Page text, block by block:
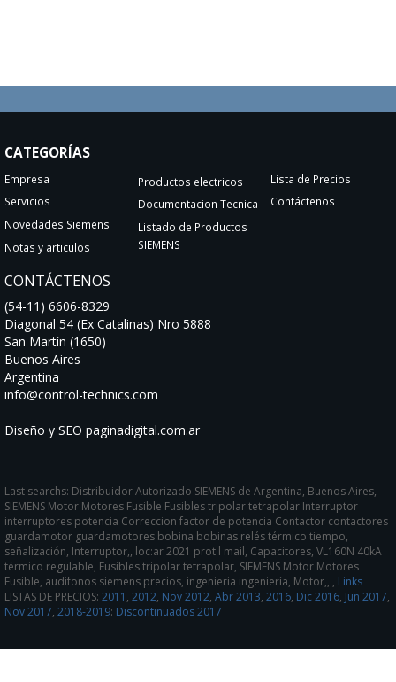
CATEGORÍAS
Empresa
Servicios
Novedades Siemens
Notas y articulos
Productos electricos
Documentacion Tecnica
Listado de Productos
SIEMENS
Lista de Precios
Contáctenos
CONTÁCTENOS
(54-11) 6606-8329
Diagonal 54 (Ex Catalinas) Nro 5888
San Martín (1650)
Buenos Aires
Argentina
info@control-technics.com
Diseño y SEO paginadigital.com.ar
Last searchs: Distribuidor Autorizado SIEMENS de Argentina, Buenos Aires,
SIEMENS Motor Motores Fusible Fusibles tripolar tetrapolar Interruptor
interruptores potencia Correccion factor de potencia Contactor contactores
guardamotor guardamotores bobina bobinas relés térmico tiempo,
señalización, Interruptor,, loc:ar 2021 prot l mail, Capacitores, VL160N 40kA
térmico regulable, Fusibles tripolar tetrapolar, SIEMENS Motor Motores
Fusible, audifonos siemens precios, ingenieria ingeniería, Motor,, , Links
LISTAS DE PRECIOS: 2011 , 2012, Nov 2012, Abr 2013, 2016, Dic 2016, Jun 2017,
Nov 2017, 2018-2019: Discontinuados 2017